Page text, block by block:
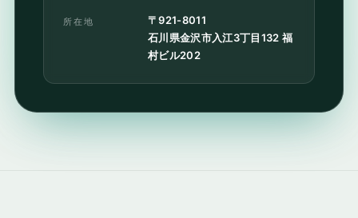
所在地
〒921-8011
石川県金沢市入江3丁目132 福
村ビル202